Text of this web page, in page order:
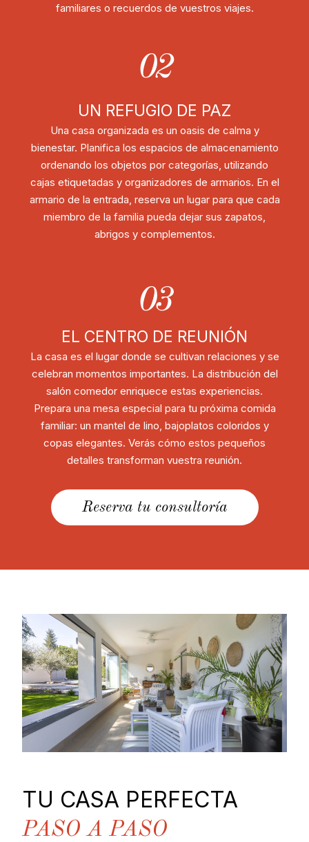
familiares o recuerdos de vuestros viajes.
02
UN REFUGIO DE PAZ
Una casa organizada es un oasis de calma y
bienestar. Planifica los espacios de almacenamiento
ordenando los objetos por categorías, utilizando
cajas etiquetadas y organizadores de armarios. En el
armario de la entrada, reserva un lugar para que cada
miembro de la familia pueda dejar sus zapatos,
abrigos y complementos.
03
EL CENTRO DE REUNIÓN
La casa es el lugar donde se cultivan relaciones y se
celebran momentos importantes. La distribución del
salón comedor enriquece estas experiencias.
Prepara una mesa especial para tu próxima comida
familiar: un mantel de lino, bajoplatos coloridos y
copas elegantes. Verás cómo estos pequeños
detalles transforman vuestra reunión.
Reserva tu consultoría
TU CASA PERFECTA
PASO A PASO